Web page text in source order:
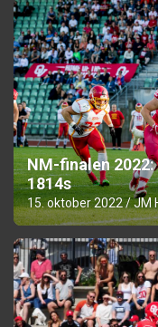
NM-finalen
1814s
15. oktober 2022 JM